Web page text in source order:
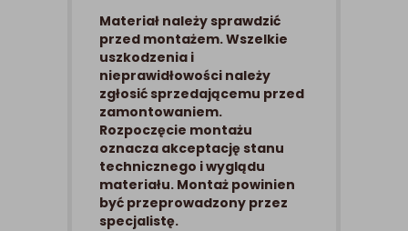
Materiał należy sprawdzić
przed montażem. Wszelkie
uszkodzenia i
nieprawidłowości należy
zgłosić sprzedającemu przed
zamontowaniem.
Rozpoczęcie montażu
oznacza akceptację stanu
technicznego i wyglądu
materiału. Montaż powinien
być przeprowadzony przez
specjalistę.